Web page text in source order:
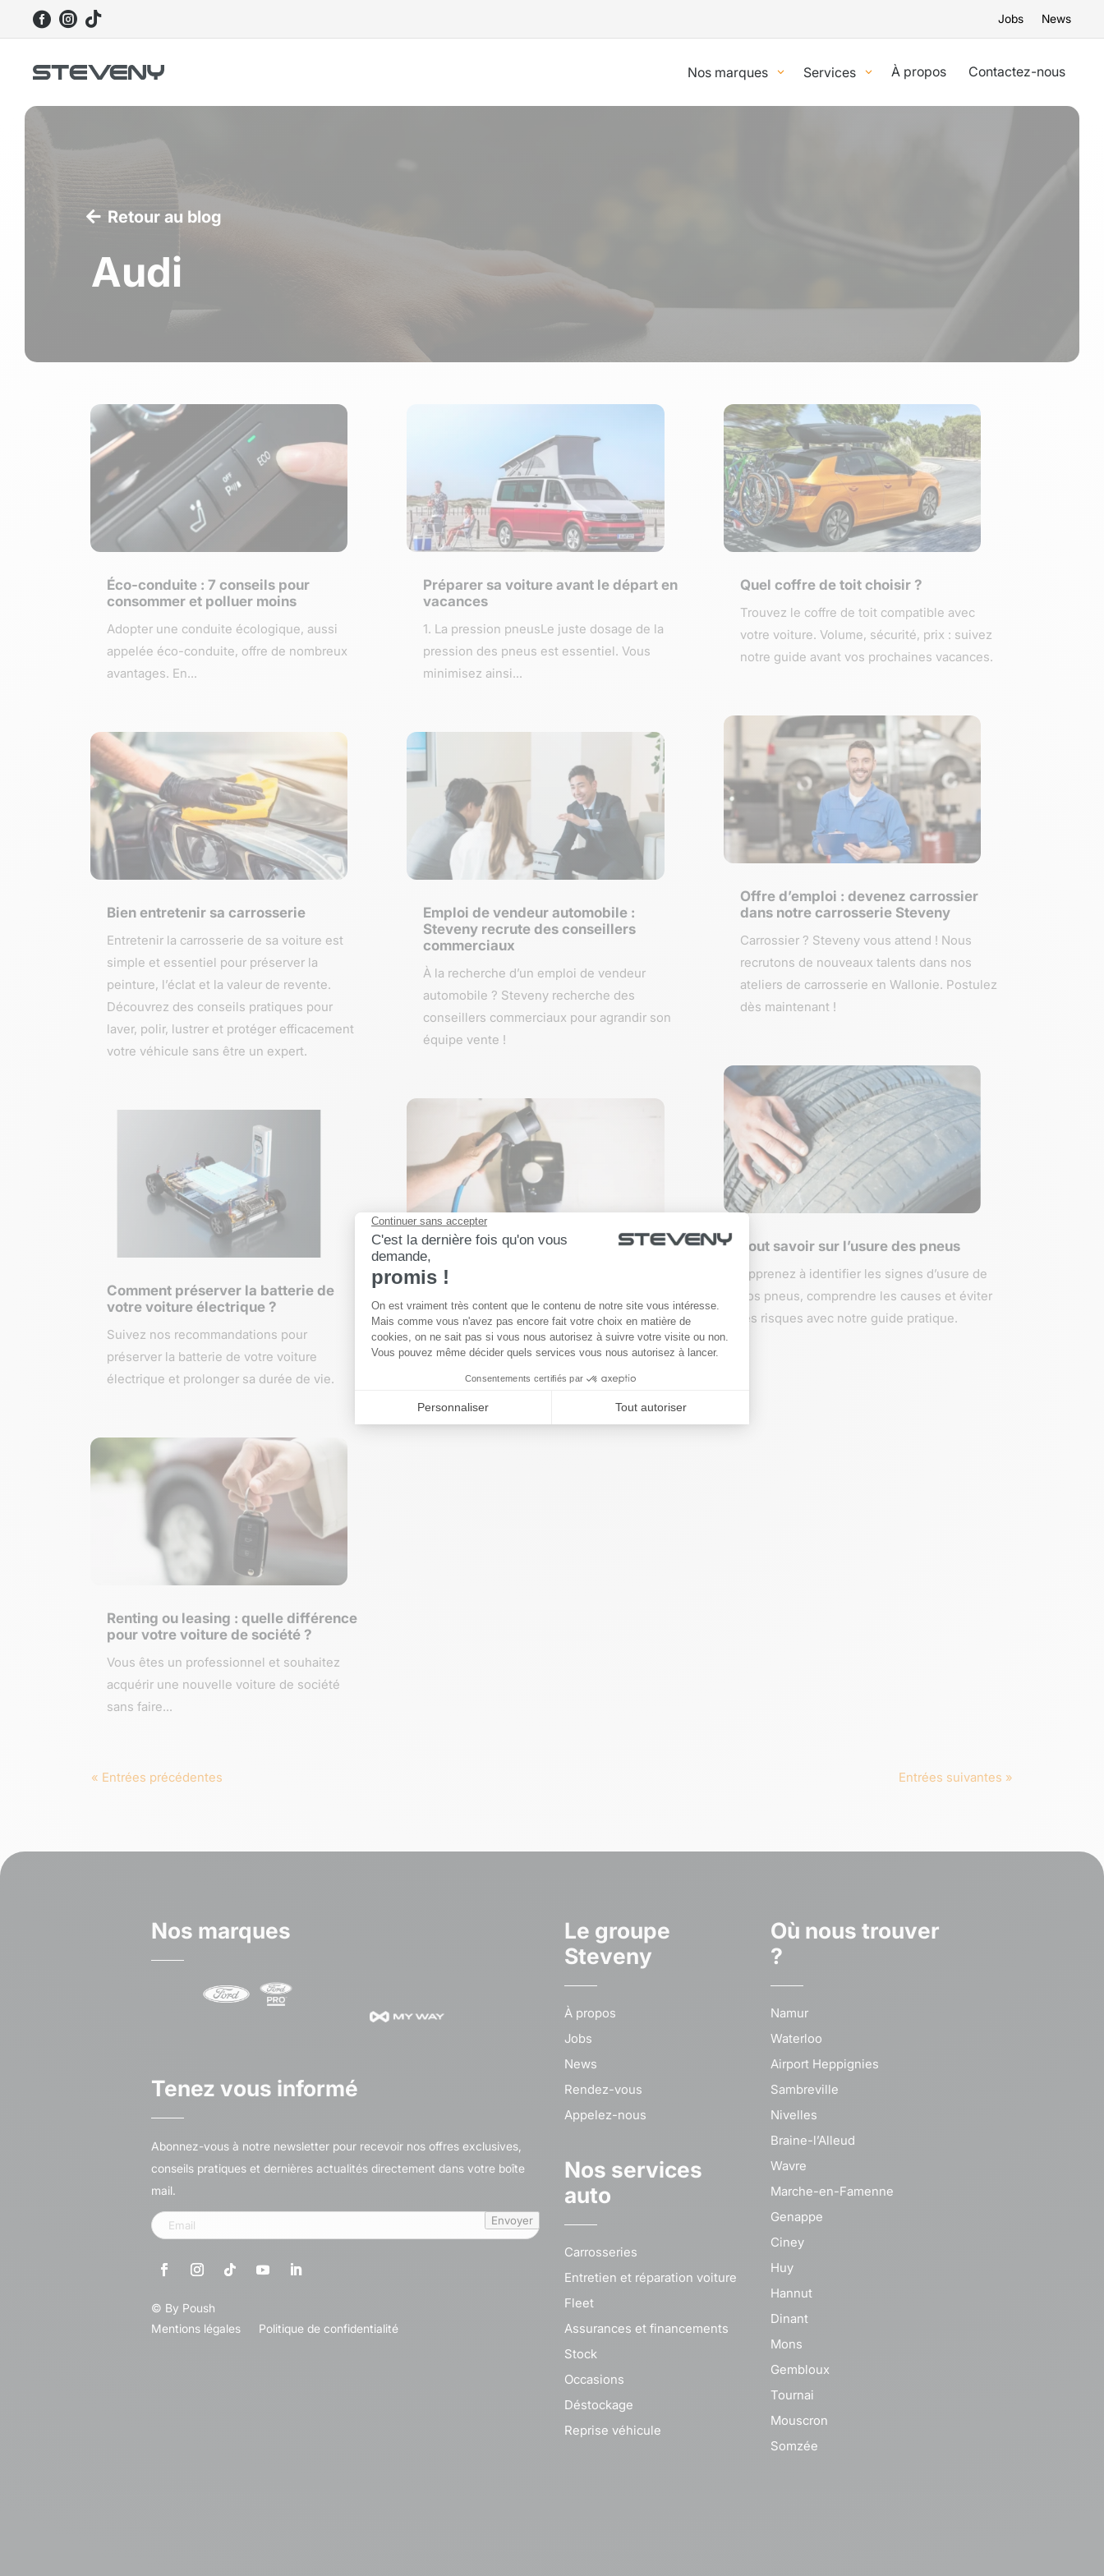
   Jobs News
Nos marques Services À propos Contactez-nous
Retour au blog
Audi
Éco-conduite : 7 conseils pour
consommer et polluer moins
Adopter une conduite écologique, aussi
appelée éco-conduite, offre de nombreux
avantages. En...
Bien entretenir sa carrosserie
Entretenir la carrosserie de sa voiture est
simple et essentiel pour préserver la
peinture, l’éclat et la valeur de revente.
Découvrez des conseils pratiques pour
laver, polir, lustrer et protéger efficacement
votre véhicule sans être un expert.
Comment préserver la batterie de
votre voiture électrique ?
Suivez nos recommandations pour
préserver la batterie de votre voiture
électrique et prolonger sa durée de vie.
Renting ou leasing : quelle différence
pour votre voiture de société ?
Vous êtes un professionnel et souhaitez
acquérir une nouvelle voiture de société
sans faire...
Préparer sa voiture avant le départ en
vacances
1. La pression pneusLe juste dosage de la
pression des pneus est essentiel. Vous
minimisez ainsi...
Emploi de vendeur automobile :
Steveny recrute des conseillers
commerciaux
À la recherche d’un emploi de vendeur
automobile ? Steveny recherche des
conseillers commerciaux pour agrandir son
équipe vente !
Installer une borne de recharge pour
savoir
L’achat d’un véhicule électrique
s’accompagne généralement de l’achat
d’une borne de recharge. En...
Quel coffre de toit choisir ?
Trouvez le coffre de toit compatible avec
votre voiture. Volume, sécurité, prix : suivez
notre guide avant vos prochaines vacances.
Offre d’emploi : devenez carrossier
dans notre carrosserie Steveny
Carrossier ? Steveny vous attend ! Nous
recrutons de nouveaux talents dans nos
ateliers de carrosserie en Wallonie. Postulez
dès maintenant !
Tout savoir sur l’usure des pneus
Apprenez à identifier les signes d’usure de
vos pneus, comprendre les causes et éviter
les risques avec notre guide pratique.
« Entrées précédentes Entrées suivantes »
Nos marques
Tenez vous informé
Abonnez-vous à notre newsletter pour recevoir nos offres exclusives,
conseils pratiques et dernières actualités directement dans votre boîte
mail.
Envoyer
© By Poush
Mentions légales
Politique de confidentialité
Le groupe
Steveny
À propos
Jobs
News
Rendez-vous
Appelez-nous
Nos services
auto
Carrosseries
Entretien et réparation voiture
Fleet
Assurances et financements
Stock
Occasions
Déstockage
Reprise véhicule
Où nous trouver
?
Namur
Waterloo
Airport Heppignies
Sambreville
Nivelles
Braine-l’Alleud
Wavre
Marche-en-Famenne
Genappe
Ciney
Huy
Hannut
Dinant
Mons
Gembloux
Tournai
Mouscron
Somzée